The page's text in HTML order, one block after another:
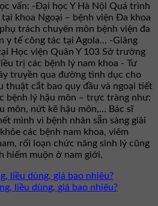
vấn: -Đại học Y Hà Nội Quá trình
khoa Ngoại – bệnh viện Đa khoa
trách chuyên môn bệnh viện đa
y tế công tác tại Agola... -Giảng
Học viện Quân Y 103 Sở trưởng
trị các bệnh lý nam khoa - Tư
truyền qua đường tình dục cho
thuật cắt bao quy đầu và ngoại tiết
bệnh lý hậu môn – trực tràng như:
môn, nứt kẽ hậu môn,... Bác sĩ
mình vì bệnh nhân sẵn sàng giải
các bệnh nam khoa, viêm
rối loạn chức năng sinh lý cũng
hiếm muộn ở nam giới.
liều dùng, giá bao nhiêu?
liều dùng, giá bao nhiêu?